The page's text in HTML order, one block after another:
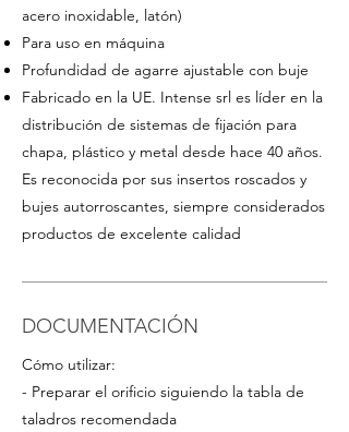
acero inoxidable, latón)
Para uso en máquina
Profundidad de agarre ajustable con buje
Fabricado en la UE. Intense srl es líder en la
distribución de sistemas de fijación para
chapa, plástico y metal desde hace 40 años.
Es reconocida por sus insertos roscados y
bujes autorroscantes, siempre considerados
productos de excelente calidad
DOCUMENTACIÓN
Cómo utilizar:
- Preparar el orificio siguiendo la tabla de
taladros recomendada